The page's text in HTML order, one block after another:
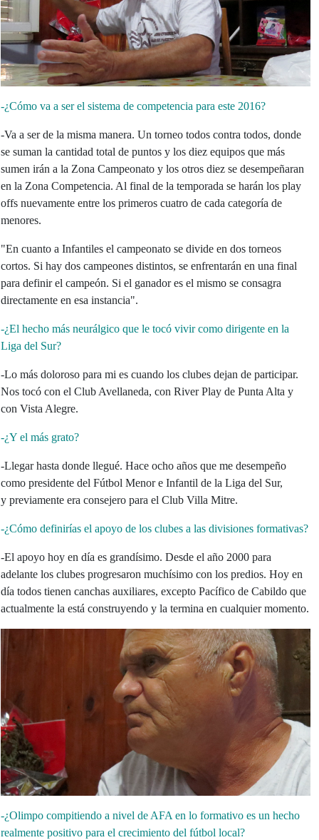
-¿Cómo va a ser el sistema de competencia para este 2016?
-Va a ser de la misma manera. Un torneo todos contra todos, donde
se suman la cantidad total de puntos y los diez equipos que más
sumen irán a la Zona Campeonato y los otros diez se desempeñaran
en la Zona Competencia. Al final de la temporada se harán los play
offs nuevamente entre los primeros cuatro de cada categoría de
menores.
"En cuanto a Infantiles el campeonato se divide en dos torneos
cortos. Si hay dos campeones distintos, se enfrentarán en una final
para definir el campeón. Si el ganador es el mismo se consagra
directamente en esa instancia".
-¿El hecho más neurálgico que le tocó vivir como dirigente en la
Liga del Sur?
-Lo más doloroso para mi es cuando los clubes dejan de participar.
Nos tocó con el Club Avellaneda, con River Play de Punta Alta y
con Vista Alegre.
-¿Y el más grato?
-Llegar hasta donde llegué. Hace ocho años que me desempeño
como presidente del Fútbol Menor e Infantil de la Liga del Sur,
y previamente era consejero para el Club Villa Mitre.
-¿Cómo definirías el apoyo de los clubes a las divisiones formativas?
-El apoyo hoy en día es grandísimo. Desde el año 2000 para
adelante los clubes progresaron muchísimo con los predios. Hoy en
día todos tienen canchas auxiliares, excepto Pacífico de Cabildo que
actualmente la está construyendo y la termina en cualquier momento.
-¿Olimpo compitiendo a nivel de AFA en lo formativo es un hecho
realmente positivo para el crecimiento del fútbol local?